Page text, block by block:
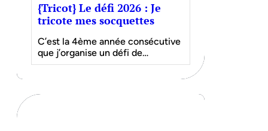
{Tricot} Le défi 2026 : Je
tricote mes socquettes
C’est la 4ème année consécutive
que j’organise un défi de…